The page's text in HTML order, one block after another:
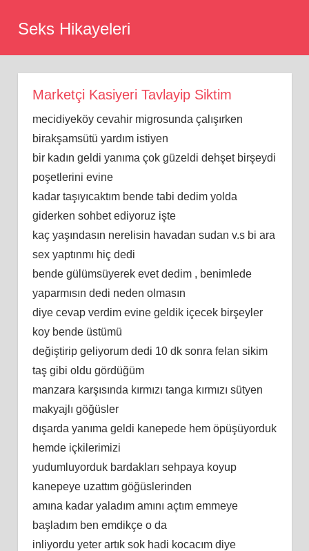
Seks Hikayeleri
Marketçi Kasiyeri Tavlayip Siktim
mecidiyeköy cevahir migrosunda çalışırken
birakşamsütü yardım istiyen
bir kadın geldi yanıma çok güzeldi dehşet birşeydi
poşetlerini evine
kadar taşıyıcaktım bende tabi dedim yolda
giderken sohbet ediyoruz işte
kaç yaşındasın nerelisin havadan sudan v.s bi ara
sex yaptınmı hiç dedi
bende gülümsüyerek evet dedim , benimlede
yaparmısın dedi neden olmasın
diye cevap verdim evine geldik içecek birşeyler
koy bende üstümü
değiştirip geliyorum dedi 10 dk sonra felan sikim
taş gibi oldu gördüğüm
manzara karşısında kırmızı tanga kırmızı sütyen
makyajlı göğüsler
dışarda yanıma geldi kanepede hem öpüşüyorduk
hemde içkilerimizi
yudumluyorduk bardakları sehpaya koyup
kanepeye uzattım göğüslerinden
amına kadar yaladım amını açtım emmeye
başladım ben emdikçe o da
inliyordu yeter artık sok hadi kocacım diye